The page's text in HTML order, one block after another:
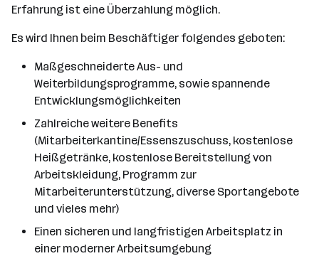
Erfahrung ist eine Überzahlung möglich.
Es wird Ihnen beim Beschäftiger folgendes geboten:
Maßgeschneiderte Aus- und
Weiterbildungsprogramme, sowie spannende
Entwicklungsmöglichkeiten
Zahlreiche weitere Benefits
(Mitarbeiterkantine/Essenszuschuss, kostenlose
Heißgetränke, kostenlose Bereitstellung von
Arbeitskleidung, Programm zur
Mitarbeiterunterstützung, diverse Sportangebote
und vieles mehr)
Einen sicheren und langfristigen Arbeitsplatz in
einer moderner Arbeitsumgebung